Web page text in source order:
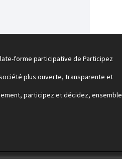
forme participative de Participez
plus ouverte, transparente et
participez et décidez,